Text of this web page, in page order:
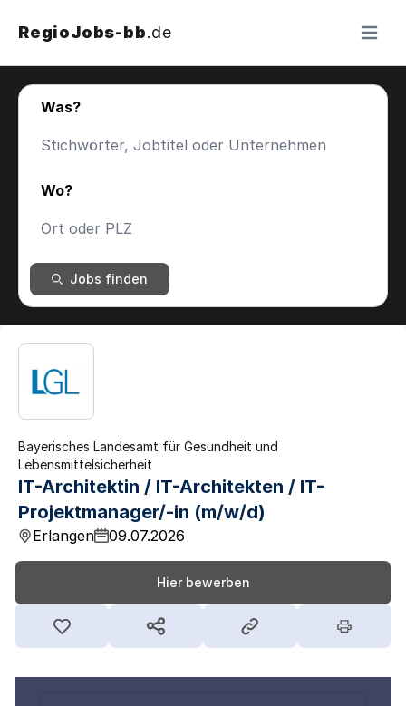
RegioJobs-bb.de Menü
Was?
Wo?
Jobs finden
Bayerisches Landesamt für Gesundheit und
Lebensmittelsicherheit
IT-Architektin / IT-Architekten / IT-
Projektmanager/-in (m/w/d)
Erlangen 09.07.2026
Hier bewerben